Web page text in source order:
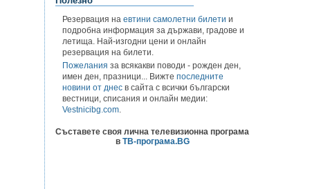
Резервация на евтини самолетни билети и
подробна информация за държави, градове и
летища. Най-изгодни цени и онлайн
резервация на билети.
Пожелания за всякакви поводи - рожден ден,
имен ден, празници... Вижте последните
новини от днес в сайта с всички български
вестници, списания и онлайн медии:
Vestnicibg.com.
Съставете своя лична телевизионна програма
в ТВ-програма.BG